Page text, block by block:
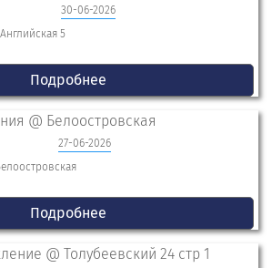
30-06-2026
5
Подробнее
27-06-2026
Подробнее